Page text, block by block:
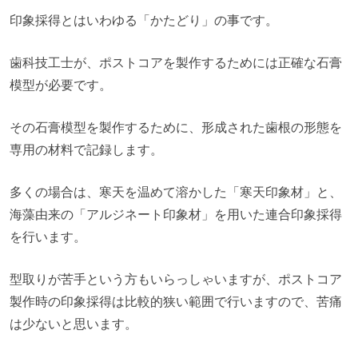
印象採得とはいわゆる「かたどり」の事です。
歯科技工士が、ポストコアを製作するためには正確な石膏
模型が必要です。
その石膏模型を製作するために、形成された歯根の形態を
専用の材料で記録します。
多くの場合は、寒天を温めて溶かした「寒天印象材」と、
海藻由来の「アルジネート印象材」を用いた連合印象採得
を行います。
型取りが苦手という方もいらっしゃいますが、ポストコア
製作時の印象採得は比較的狭い範囲で行いますので、苦痛
は少ないと思います。